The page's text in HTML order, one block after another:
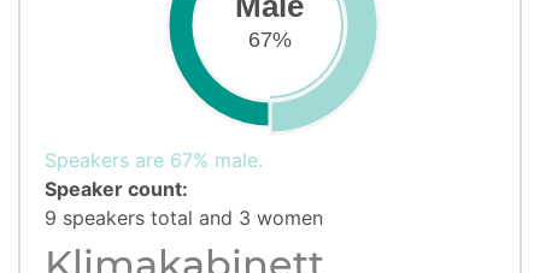
67%
Speakers are 67% male.
Speaker count:
9 speakers total and 3 women